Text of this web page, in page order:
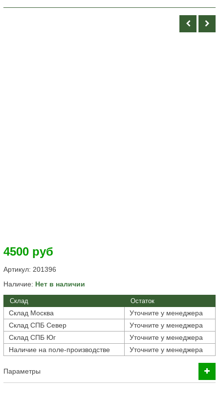
4500 руб
Артикул: 201396
Наличие: Нет в наличии
Склад Остаток
Склад Москва
Уточните у менеджера
Склад СПБ Север
Уточните у менеджера
Склад СПБ Юг
Уточните у менеджера
Наличие на поле-производстве
Уточните у менеджера
Параметры